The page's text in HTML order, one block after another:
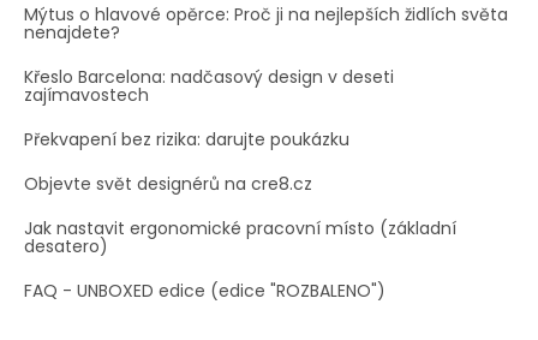
Mýtus o hlavové opěrce: Proč ji na nejlepších židlích světa
nenajdete?
Křeslo Barcelona: nadčasový design v deseti
zajímavostech
Překvapení bez rizika: darujte poukázku
Objevte svět designérů na cre8.cz
Jak nastavit ergonomické pracovní místo (základní
desatero)
FAQ - UNBOXED edice (edice "ROZBALENO")